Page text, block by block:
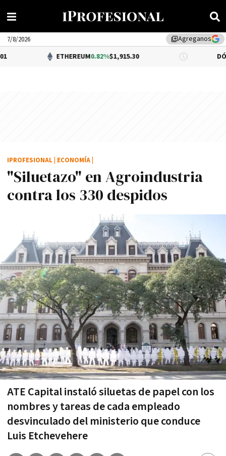
library_addAgreganos
7/8/2026
0.82%$1,915.30 DÓLAR BNA
"Siluetazo" en Agroindustria
contra los 330 despidos
ATE Capital instaló siluetas de papel con los
nombres y tareas de cada empleado
desvinculado del ministerio que conduce
Luis Etchevehere
IPROFESIONAL ECONOMÍA